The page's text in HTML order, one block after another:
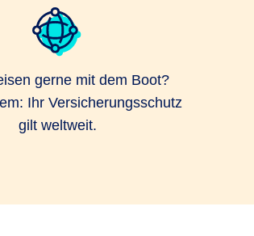
gerne mit dem Boot?
Ihr Versicherungsschutz
gilt weltweit.